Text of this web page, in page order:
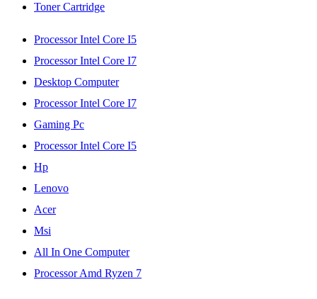
Toner Cartridge
Processor Intel Core I5
Processor Intel Core I7
Desktop Computer
Processor Intel Core I7
Gaming Pc
Processor Intel Core I5
Hp
Lenovo
Acer
Msi
All In One Computer
Processor Amd Ryzen 7